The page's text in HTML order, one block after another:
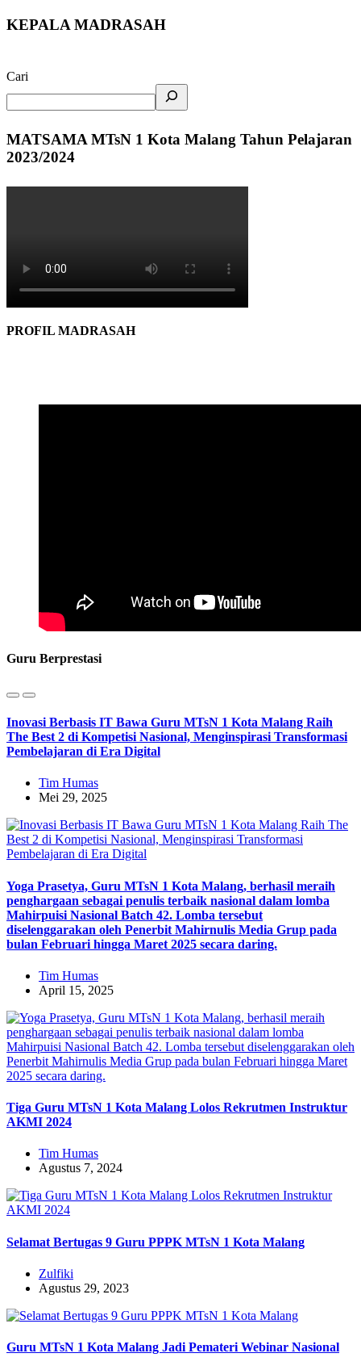
KEPALA MADRASAH
Cari
MATSAMA MTsN 1 Kota Malang Tahun Pelajaran
2023/2024
PROFIL MADRASAH
Guru Berprestasi
Inovasi Berbasis IT Bawa Guru MTsN 1 Kota Malang Raih
The Best 2 di Kompetisi Nasional, Menginspirasi Transformasi
Pembelajaran di Era Digital
Tim Humas
Mei 29, 2025
Yoga Prasetya, Guru MTsN 1 Kota Malang, berhasil meraih
penghargaan sebagai penulis terbaik nasional dalam lomba
Mahirpuisi Nasional Batch 42. Lomba tersebut
diselenggarakan oleh Penerbit Mahirnulis Media Grup pada
bulan Februari hingga Maret 2025 secara daring.
Tim Humas
April 15, 2025
Tiga Guru MTsN 1 Kota Malang Lolos Rekrutmen Instruktur
AKMI 2024
Tim Humas
Agustus 7, 2024
Selamat Bertugas 9 Guru PPPK MTsN 1 Kota Malang
Zulfiki
Agustus 29, 2023
Guru MTsN 1 Kota Malang Jadi Pemateri Webinar Nasional